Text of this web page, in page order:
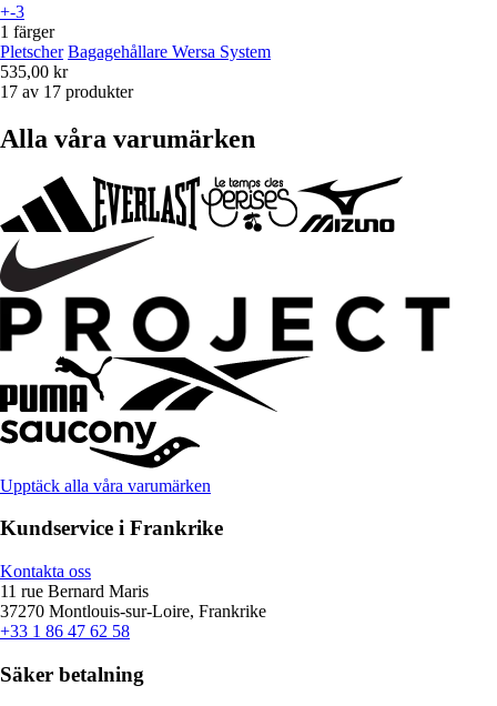
+-3
1 färger
Pletscher Bagagehållare Wersa System
535,00 kr
17 av 17 produkter
Alla våra varumärken
Upptäck alla våra varumärken
Kundservice i Frankrike
Kontakta oss
11 rue Bernard Maris
37270 Montlouis-sur-Loire, Frankrike
+33 1 86 47 62 58
Säker betalning